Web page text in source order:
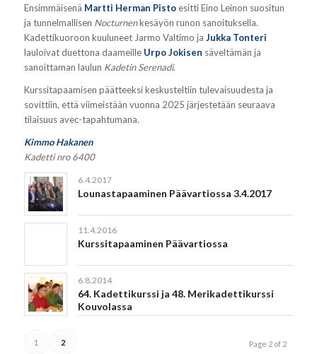
Ensimmäisenä Martti Herman Pistoesitti Eino Leinon suositun
ja tunnelmallisen Nocturnenkesäyön runon sanoituksella.
Kadettikuoroon kuuluneet Jarmo Valtimo ja Jukka Tonteri
lauloivat duettona daameille Urpo Jokisen säveltämän ja
sanoittaman laulun Kadetin Serenadi.
Kurssitapaamisen päätteeksi keskusteltiin tulevaisuudesta ja
sovittiin, että viimeistään vuonna 2025 järjestetään seuraava
tilaisuus avec-tapahtumana.
Kimmo Hakanen
Kadetti nro 6400
6.4.2017
Lounastapaaminen Päävartiossa 3.4.2017
11.4.2016
Kurssitapaaminen Päävartiossa
6.8.2014
64. Kadettikurssi ja 48. Merikadettikurssi
Kouvolassa
Page 2 of 2
1 2